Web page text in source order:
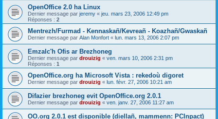
OpenOffice 2.0 ha Linux
Dernier message par jeremy « jeu. mars 23, 2006 12:49 pm
Réponses : 2
Mentrezh/Furmad - Kennaskañ/Kevreañ - Koazhañ/Gwaskañ
Dernier message par Alan Monfort « lun. mars 13, 2006 2:07 pm
Emzalc'h Ofis ar Brezhoneg
Dernier message par drouizig « ven. mars 10, 2006 2:31 pm
Réponses : 1
OpenOffice.org ha Microsoft Vista : rekedoù digoret
Dernier message par drouizig « lun. févr. 27, 2006 10:21 am
Difazier brezhoneg evit OpenOffice.org 2.0.1
Dernier message par drouizig « ven. janv. 27, 2006 11:27 am
OO.org 2.0.1 est disponible (diellañ, mammenn: PCInpact)